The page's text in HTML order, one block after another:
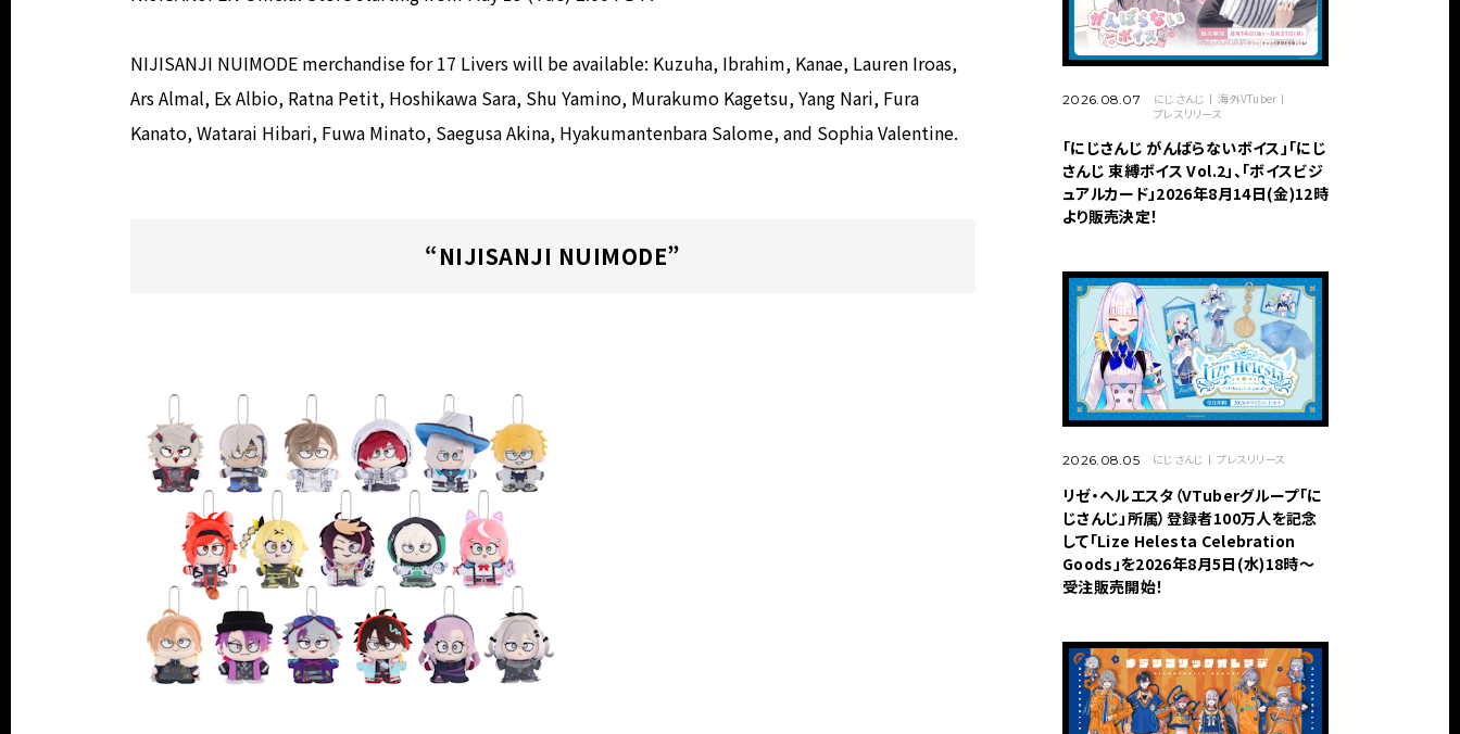
NIJISANJI NUIMODE merchandise for 17 Livers will be available: Kuzuha, Ibrahim, Kanae, Lauren Iroas,
Ars Almal, Ex Albio, Ratna Petit, Hoshikawa Sara, Shu Yamino, Murakumo Kagetsu, Yang Nari, Fura
Kanato, Watarai Hibari, Fuwa Minato, Saegusa Akina, Hyakumantenbara Salome, and Sophia Valentine.
“NIJISANJI NUIMODE”
2026.08.07 にじさんじ
海外VTuber
プレスリリース
「にじさんじ がんばらないボイス」「にじ
さんじ 束縛ボイス Vol.2」、「ボイスビジ
ュアルカード」2026年8月14日(金)12時
より販売決定！
2026.08.05 にじさんじ プレスリリース
リゼ・ヘルエスタ（VTuberグループ「に
じさんじ」所属）登録者100万人を記念
して「Lize Helesta Celebration
Goods」を2026年8月5日(水)18時～
受注販売開始！